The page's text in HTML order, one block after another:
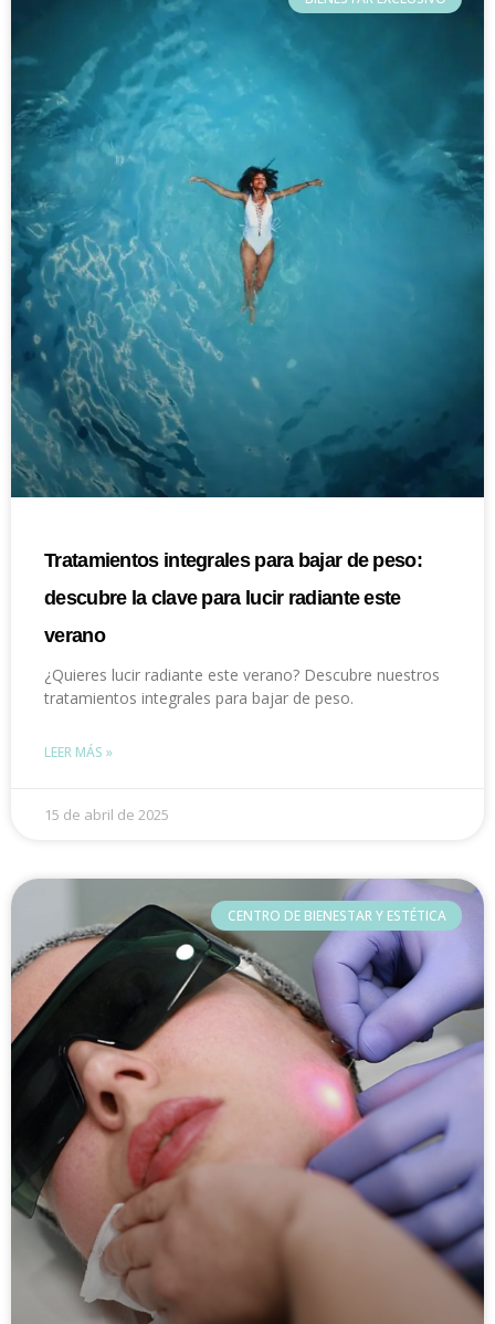
Tratamientos integrales para bajar de peso:
descubre la clave para lucir radiante este
verano
¿Quieres lucir radiante este verano? Descubre nuestros
tratamientos integrales para bajar de peso.
LEER MÁS »
15 de abril de 2025
CENTRO DE BIENESTAR Y ESTÉTICA